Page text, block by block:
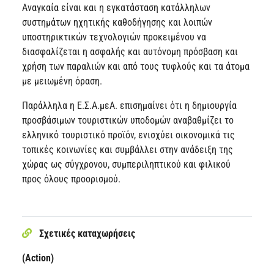
Αναγκαία είναι και η εγκατάσταση κατάλληλων
συστημάτων ηχητικής καθοδήγησης και λοιπών
υποστηρικτικών τεχνολογιών προκειμένου να
διασφαλίζεται η ασφαλής και αυτόνομη πρόσβαση και
χρήση των παραλιών και από τους τυφλούς και τα άτομα
με μειωμένη όραση.
Παράλληλα η Ε.Σ.Α.μεΑ. επισημαίνει ότι η δημιουργία
προσβάσιμων τουριστικών υποδομών αναβαθμίζει το
ελληνικό τουριστικό προϊόν, ενισχύει οικονομικά τις
τοπικές κοινωνίες και συμβάλλει στην ανάδειξη της
χώρας ως σύγχρονου, συμπεριληπτικού και φιλικού
προς όλους προορισμού.
Σχετικές καταχωρήσεις
(Action)